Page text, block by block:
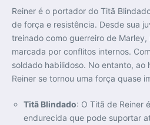
Reiner é o portador do Titã
de força e resistência. Desde sua
treinado como guerreiro de Marley,
marcada por conflitos internos.
soldado habilidoso. No entanto, ao
Reiner se tornou uma força quase
Titã Blindado: O Titã de Reiner
endurecida que pode suportar